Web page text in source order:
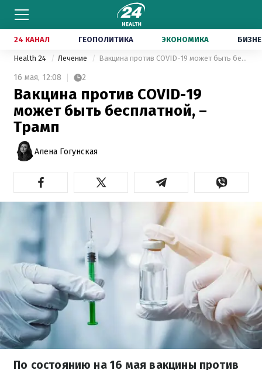
24 КАНАЛ ГЕОПОЛИТИКА ЭКОНОМИКА
Health 24 Лечение Вакцина против COVID-19 может быть бесплатной, – Трамп
16 мая, 12:08 2
Вакцина против COVID-19
может быть бесплатной, –
Трамп
Алена Гогунская
По состоянию на 16 мая вакцины против